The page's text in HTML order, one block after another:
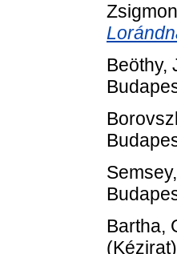
Beöthy,
Bartha,
(Kézirat)